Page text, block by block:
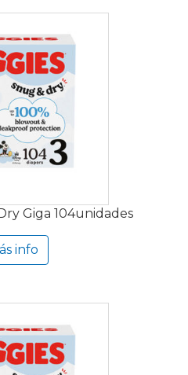
Giga 104unidades
info